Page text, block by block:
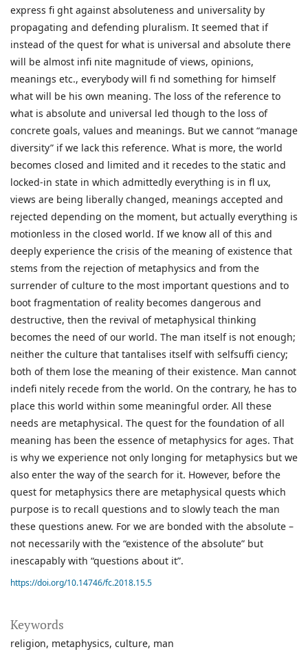
Keywords
religion metaphysics culture man
express fi ght against absoluteness and universality by
propagating and defending pluralism. It seemed that if
instead of the quest for what is universal and absolute there
will be almost infi nite magnitude of views, opinions,
meanings etc., everybody will fi nd something for himself
what will be his own meaning. The loss of the reference to
what is absolute and universal led though to the loss of
concrete goals, values and meanings. But we cannot “manage
diversity” if we lack this reference. What is more, the world
becomes closed and limited and it recedes to the static and
locked-in state in which admittedly everything is in fl ux,
views are being liberally changed, meanings accepted and
rejected depending on the moment, but actually everything is
motionless in the closed world. If we know all of this and
deeply experience the crisis of the meaning of existence that
stems from the rejection of metaphysics and from the
surrender of culture to the most important questions and to
boot fragmentation of reality becomes dangerous and
destructive, then the revival of metaphysical thinking
becomes the need of our world. The man itself is not enough;
neither the culture that tantalises itself with selfsuffi ciency;
both of them lose the meaning of their existence. Man cannot
indefi nitely recede from the world. On the contrary, he has to
place this world within some meaningful order. All these
needs are metaphysical. The quest for the foundation of all
meaning has been the essence of metaphysics for ages. That
is why we experience not only longing for metaphysics but we
also enter the way of the search for it. However, before the
quest for metaphysics there are metaphysical quests which
purpose is to recall questions and to slowly teach the man
these questions anew. For we are bonded with the absolute –
not necessarily with the “existence of the absolute” but
inescapably with “questions about it”.
https://doi.org/10.14746/fc.2018.15.5